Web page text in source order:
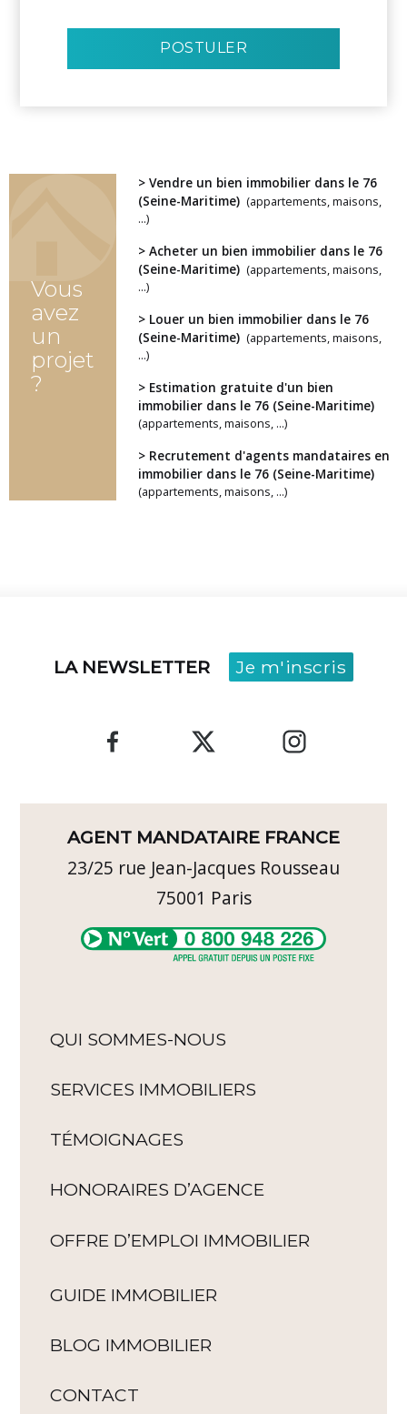
POSTULER
Vous
avez
un
projet
?
> Vendre un bien immobilier dans le 76
(Seine-Maritime) (appartements, maisons,
...)
> Acheter un bien immobilier dans le 76
(Seine-Maritime) (appartements, maisons,
...)
> Louer un bien immobilier dans le 76
(Seine-Maritime) (appartements, maisons,
...)
> Estimation gratuite d'un bien
immobilier dans le 76 (Seine-Maritime)
(appartements, maisons, ...)
> Recrutement d'agents mandataires en
immobilier dans le 76 (Seine-Maritime)
(appartements, maisons, ...)
LA NEWSLETTER Je m'inscris
AGENT MANDATAIRE FRANCE
23/25 rue Jean-Jacques Rousseau
75001 Paris
QUI SOMMES-NOUS
SERVICES IMMOBILIERS
TÉMOIGNAGES
HONORAIRES D’AGENCE
OFFRE D’EMPLOI IMMOBILIER
GUIDE IMMOBILIER
BLOG IMMOBILIER
CONTACT